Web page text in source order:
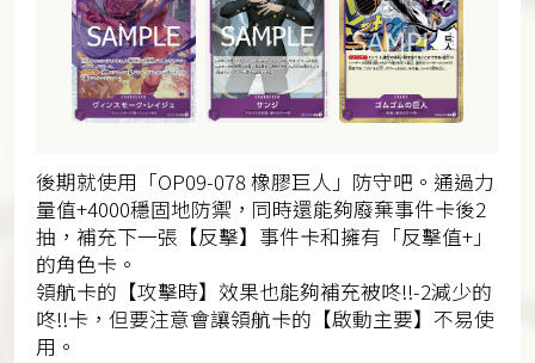
後期就使用「OP09-078 橡膠巨人」防守吧。通過力
量值+4000穩固地防禦，同時還能夠廢棄事件卡後2
抽，補充下一張【反擊】事件卡和擁有「反擊值+」
的角色卡。
領航卡的【攻擊時】效果也能夠補充被咚!!-2減少的
咚!!卡，但要注意會讓領航卡的【啟動主要】不易使
用。